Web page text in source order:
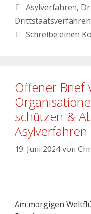
Asylverfahren,
Drittstaatsverfahren
Schreibe einen
Offener Brief
schützen &
19. Juni 2024von
Am morgigen